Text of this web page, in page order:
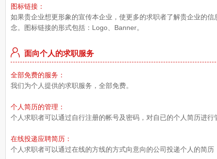
图标链接：
如果贵企业想更形象的宣传本企业，使更多的求职者了解贵企业的
念。图标链接的形式包括：Logo、Banner。
面向个人的求职服务
全部免费的服务：
我们为个人提供的求职服务，全部免费。
个人简历的管理：
个人求职者可以通过自行注册的帐号及密码，对自已的个人简历进
在线投递应聘简历：
个人求职者可以通过在线的方线的方式向意向的公司投递个人的简